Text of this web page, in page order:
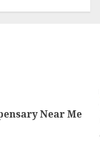
Near Me